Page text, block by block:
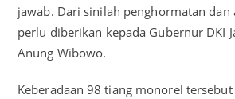
jawab. Dari sinilah penghormatan dan
perlu diberikan kepada Gubernur DKI
Anung Wibowo.
Keberadaan 98 tiang monorel tersebut